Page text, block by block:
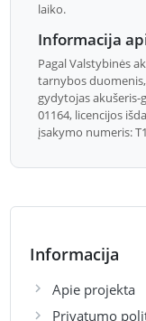
laiko.
Informacija
Pagal Valstybinės
tarnybos
gydytojas akušeris-
01164, licencijos
įsakymo numeris:
Informacija
Apie projekta
Privatumo